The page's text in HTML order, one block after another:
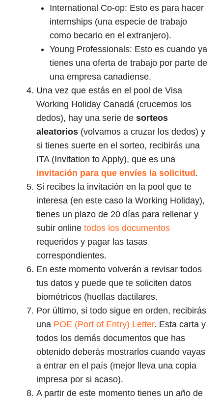
International Co-op: Esto es para hacer
internships (una especie de trabajo
como becario en el extranjero).
Young Professionals: Esto es cuando ya
tienes una oferta de trabajo por parte de
una empresa canadiense.
Una vez que estás en el pool de Visa
Working Holiday Canadá (crucemos los
dedos), hay una serie de sorteos
aleatorios (volvamos a cruzar los dedos) y
si tienes suerte en el sorteo, recibirás una
ITA (Invitation to Apply), que es una
invitación para que envíes la solicitud .
Si recibes la invitación en la pool que te
interesa (en este caso la Working Holiday),
tienes un plazo de 20 días para rellenar y
subir online todos los documentos
requeridos y pagar las tasas
correspondientes.
En este momento volverán a revisar todos
tus datos y puede que te soliciten datos
biométricos (huellas dactilares.
Por último, si todo sigue en orden, recibirás
una POE (Port of Entry) Letter. Esta carta y
todos los demás documentos que has
obtenido deberás mostrarlos cuando vayas
a entrar en el país (mejor lleva una copia
impresa por si acaso).
A partir de este momento tienes un año de